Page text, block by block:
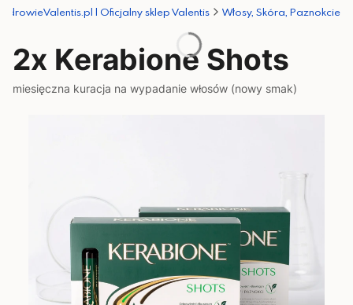
ZdrowieValentis.pl | Oficjalny sklep Valentis Włosy, Skóra, Paznokcie
2x Kerabione Shots
miesięczna kuracja na wypadanie włosów (nowy smak)